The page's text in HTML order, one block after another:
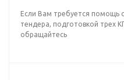
Если Вам требуется помощь
тендера, подготовкой трех
обращайтесь